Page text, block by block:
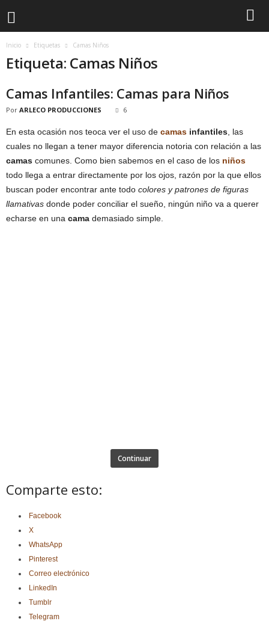
Inicio Etiquetas Camas Niños
Etiqueta: Camas Niños
Camas Infantiles: Camas para Niños
Por ARLECO PRODUCCIONES 6
En esta ocasión nos teoca ver el uso de camas infantiles , las
cuales no llegan a tener mayor diferencia notoria con relación a las
camas comunes. Como bien sabemos en el caso de los niños
todo llega a entrar directamente por los ojos, razón por la que ellos
buscan poder encontrar ante todo colores y patrones de figuras
llamativas donde poder conciliar el sueño, ningún niño va a querer
echarse en una cama demasiado simple.
Continuar
Comparte esto:
Facebook
X
WhatsApp
Pinterest
Correo electrónico
LinkedIn
Tumblr
Telegram